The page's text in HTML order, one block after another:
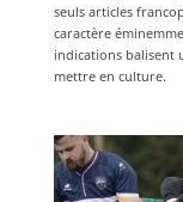
seuls articles
caractère
indications balisent
mettre en culture.